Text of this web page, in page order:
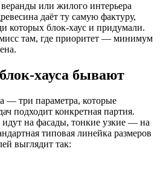
или жилого интерьера
даёт ту самую фактуру,
которых блок-хаус и придумали.
там, где приоритет — минимум
хауса бывают
три параметра, которые
подходит конкретная партия.
на фасады, тонкие узкие — на
типовая линейка размеров
выглядит так: